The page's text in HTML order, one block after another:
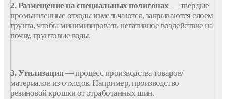
2. Размещение на специальных полигонах—твердые
промышленные отходыизмельчаются, закрываются слоем
грунта, чтобы минимизировать негативное воздействие на
почву, грунтовые воды.
3. Утилизация— процесс производства товаров/
материалов из отходов. Например, производство
резиновой крошки от отработанных шин.